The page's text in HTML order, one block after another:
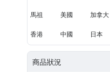
馬祖 美國 加拿大
香港 中國 日本
商品狀況